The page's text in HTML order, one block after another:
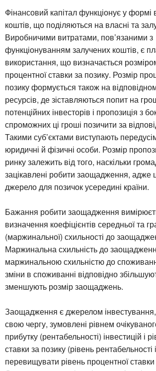
Фінансовий капітал функціонує у формі
коштів, що поділяються на власні та
Виробничими витратами, пов’язаними з
функціонуванням залучених коштів, є
використання, що визначається
процентної ставки за позику. Розмір
позику формується також на
ресурсів, де зіставляються попит на
потенційних інвесторів і пропозиція з
спроможних ці гроші позичити за
Такими суб’єктами виступають
юридичні й фізичні особи. Розмір
ринку залежить від того, наскільки
зацікавлені робити заощадження, адже
джерело для позичок усередині країни.
Бажання робити заощадження
визначення коефіцієнтів середньої та
(маржинальної) схильності до
Маржинальна схильність до
маржинальною схильністю до
зміни в споживанні відповідно
зменшують розмір заощаджень.
Заощадження є джерелом інвестування,
свою чергу, зумовлені рівнем
прибутку (рентабельності) інвестицій і
ставки за позику (рівень рентабельності
перевищувати рівень процентної ставки